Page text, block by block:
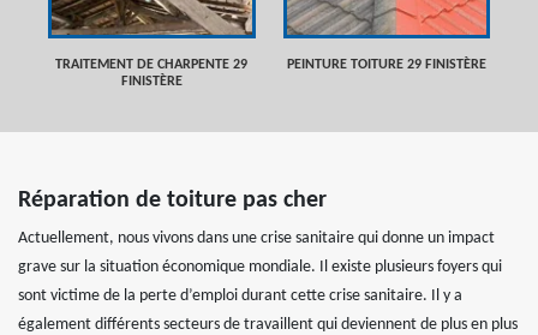
TRAITEMENT DE CHARPENTE 29
FINISTÈRE
PEINTURE TOITURE 29 FINISTÈRE
Réparation de toiture pas cher
Actuellement, nous vivons dans une crise sanitaire qui donne un impact
grave sur la situation économique mondiale. Il existe plusieurs foyers qui
sont victime de la perte d’emploi durant cette crise sanitaire. Il y a
également différents secteurs de travaillent qui deviennent de plus en plus